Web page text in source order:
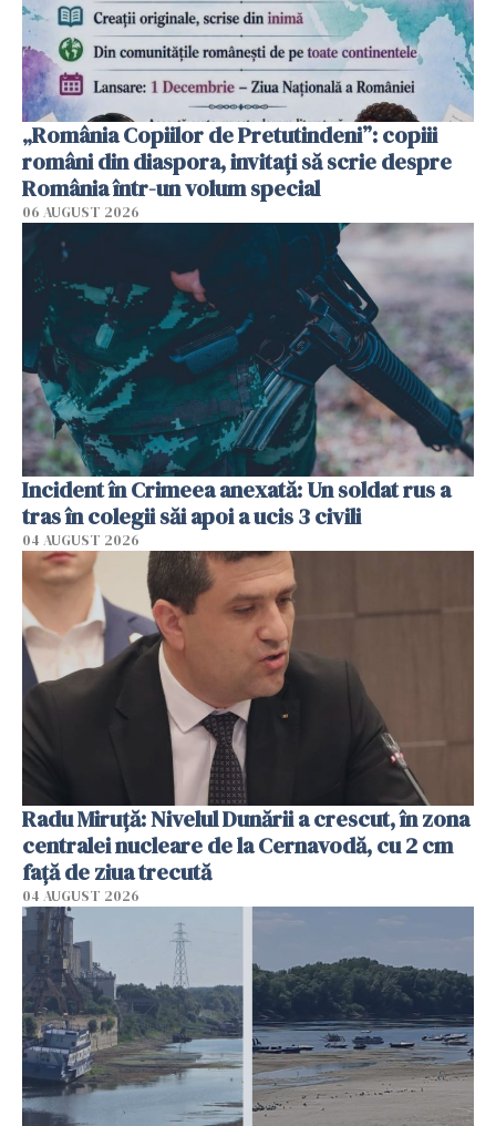
„România Copiilor de Pretutindeni”: copiii
români din diaspora, invitați să scrie despre
România într-un volum special
06 AUGUST 2026
Incident în Crimeea anexată: Un soldat rus a
tras în colegii săi apoi a ucis 3 civili
04 AUGUST 2026
Radu Miruţă: Nivelul Dunării a crescut, în zona
centralei nucleare de la Cernavodă, cu 2 cm
faţă de ziua trecută
04 AUGUST 2026